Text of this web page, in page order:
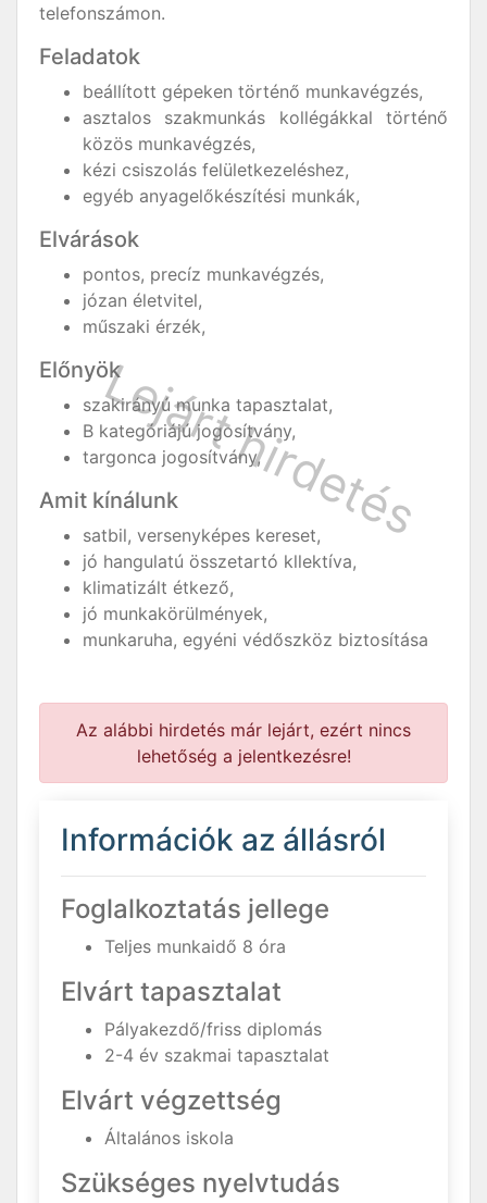
telefonszámon.
Feladatok
beállított gépeken történő munkavégzés,
asztalos szakmunkás kollégákkal történő
közös munkavégzés,
kézi csiszolás felületkezeléshez,
egyéb anyagelőkészítési munkák,
Elvárások
pontos, precíz munkavégzés,
józan életvitel,
műszaki érzék,
Előnyök
szakirányú munka tapasztalat,
B kategóriájú jogosítvány,
targonca jogosítvány,
Amit kínálunk
satbil, versenyképes kereset,
jó hangulatú összetartó kllektíva,
klimatizált étkező,
jó munkakörülmények,
munkaruha, egyéni védőszköz biztosítása
Az alábbi hirdetés már lejárt, ezért nincs
lehetőség a jelentkezésre!
Információk az állásról
Foglalkoztatás jellege
Teljes munkaidő 8 óra
Elvárt tapasztalat
Pályakezdő/friss diplomás
2-4 év szakmai tapasztalat
Elvárt végzettség
Általános iskola
Szükséges nyelvtudás